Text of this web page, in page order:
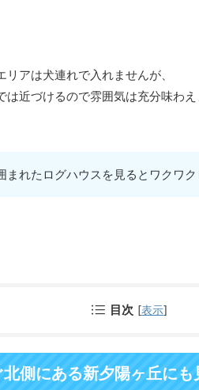
アは犬連れで入れませんが、
近づけるので雰囲気は充分味わえ
まれたログハウスを見るとワクワ
目次 [表示]
側にある新夕陽ヶ丘にも